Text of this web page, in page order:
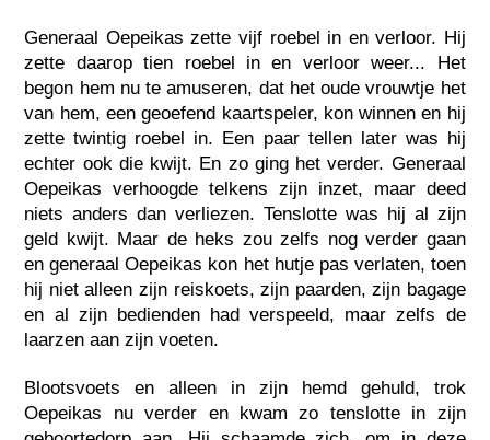
Generaal Oepeikas zette vijf roebel in en verloor. Hij
zette daarop tien roebel in en verloor weer... Het
begon hem nu te amuseren, dat het oude vrouwtje het
van hem, een geoefend kaartspeler, kon winnen en hij
zette twintig roebel in. Een paar tellen later was hij
echter ook die kwijt. En zo ging het verder. Generaal
Oepeikas verhoogde telkens zijn inzet, maar deed
niets anders dan verliezen. Tenslotte was hij al zijn
geld kwijt. Maar de heks zou zelfs nog verder gaan
en generaal Oepeikas kon het hutje pas verlaten, toen
hij niet alleen zijn reiskoets, zijn paarden, zijn bagage
en al zijn bedienden had verspeeld, maar zelfs de
laarzen aan zijn voeten.
Blootsvoets en alleen in zijn hemd gehuld, trok
Oepeikas nu verder en kwam zo tenslotte in zijn